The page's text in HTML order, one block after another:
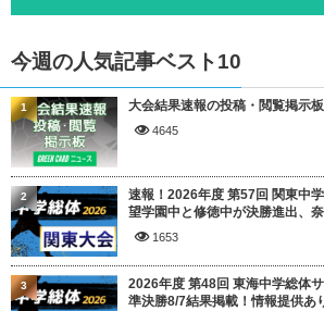
今週の人気記事ベスト10
大会結果速報の投稿・閲覧掲示板
4645
1
速報！2026年度 第57回 関東中
望学園中と修徳中が決勝進出、
1653
2
2026年度 第48回 東海中学総体
準決勝8/7結果掲載！情報提供あ
3